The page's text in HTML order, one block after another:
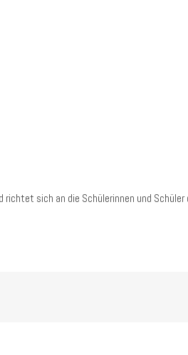
sich an die Schülerinnen und